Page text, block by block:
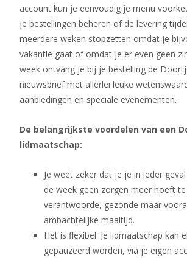
account kun je eenvoudig je menu
je bestellingen beheren of de levering
meerdere weken stopzetten omdat je
vakantie gaat of omdat je er even geen
week ontvang je bij je bestelling de
nieuwsbrief met allerlei leuke
aanbiedingen en speciale evenementen.
De belangrijkste voordelen van een
lidmaatschap:
Je weet zeker dat je je in ieder
de week geen zorgen meer hoeft
verantwoorde, gezonde maar
ambachtelijke maaltijd.
Het is flexibel. Je lidmaatschap kan
gepauzeerd worden, via je eigen